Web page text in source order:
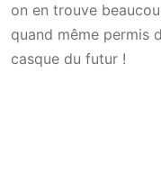
on en trouve
quand même permis
casque du futur !